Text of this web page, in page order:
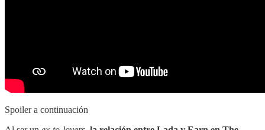
Spoiler a continuación